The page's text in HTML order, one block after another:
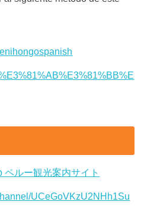
ペルー観光案内サイト
UCeGoVKzU2NHh1Su